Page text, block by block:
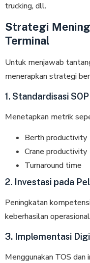
trucking, dll.
Strategi
Terminal
Untuk menjawab
menerapkan strategi
1. Standardisasi
Menetapkan metrik
Berth productivity
Crane productivity
Turnaround time
2. Investasi pada
Peningkatan
keberhasilan
3. Implementasi
Menggunakan TOS